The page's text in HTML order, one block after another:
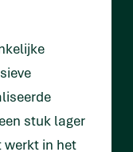
een stuk lager
werkt in het